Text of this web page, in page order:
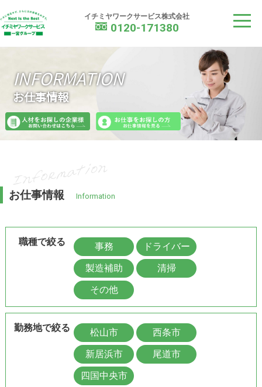
イチミヤワークサービス
イチミヤワークサービス株式会社
0120-171380
INFORMATION
お仕事情報
お仕事情報 Information
職種で絞る 事務
ドライバー
製造補助
清掃
その他
勤務地で絞る 松山市
西条市
新居浜市
尾道市
四国中央市